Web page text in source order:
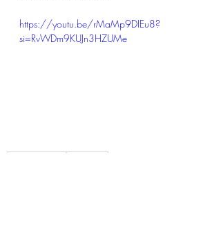
https://youtu.be/rMaMp9DIEu8?
si=RvWDm9KUJn3HZUMe